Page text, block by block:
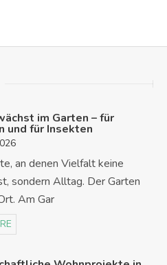
im Garten – für
und für Insekten
an denen Vielfalt keine
sondern Alltag. Der Garten
Am Gar